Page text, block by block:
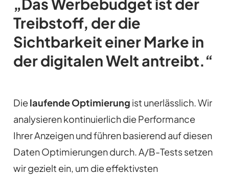
„Das Werbebudget ist der
Treibstoff, der die
Sichtbarkeit einer Marke in
der digitalen Welt antreibt.“
Dielaufende Optimierung ist unerlässlich. Wir
analysieren kontinuierlich die Performance
Ihrer Anzeigen und führen basierend auf diesen
Daten Optimierungen durch. A/B-Tests setzen
wir gezielt ein, um die effektivsten